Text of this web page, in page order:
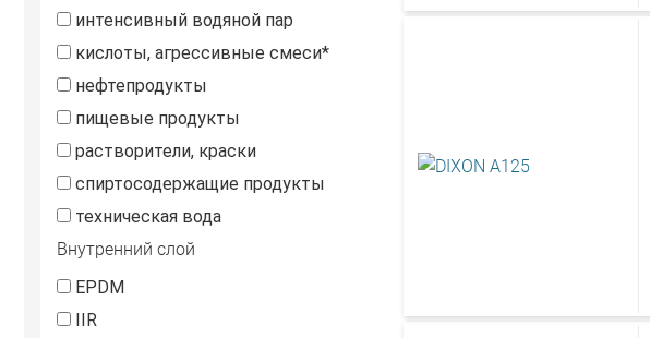
интенсивный водяной пар
кислоты, агрессивные смеси*
нефтепродукты
пищевые продукты
растворители, краски
спиртосодержащие продукты
техническая вода
Внутренний слой
EPDM
IIR